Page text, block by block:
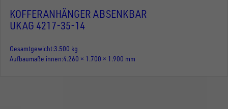
KOFFERANHÄNGER ABSENKBAR
UKAG 4217-35-14
Gesamtgewicht3.500 kg
Aufbaumaße innen 4.260 × 1.700 × 1.900 mm